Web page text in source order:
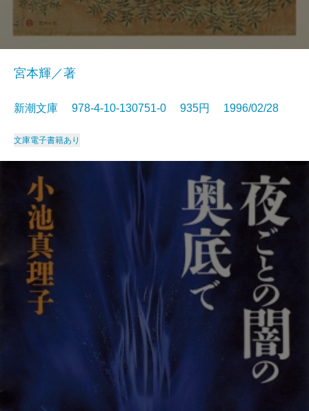
宮本輝／著
新潮文庫 978-4-10-130751-0 935円 1996/02/28
文庫電子書籍あり